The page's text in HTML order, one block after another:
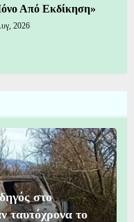
Από Εκδίκηση»
2026
στο
ταυτόχρονα το